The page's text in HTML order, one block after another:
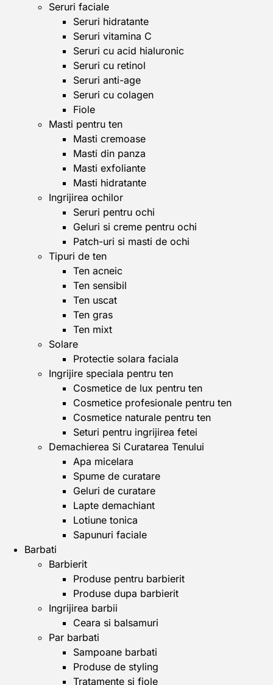
Seruri faciale
Seruri hidratante
Seruri vitamina C
Seruri cu acid hialuronic
Seruri cu retinol
Seruri anti-age
Seruri cu colagen
Fiole
Masti pentru ten
Masti cremoase
Masti din panza
Masti exfoliante
Masti hidratante
Ingrijirea ochilor
Seruri pentru ochi
Geluri si creme pentru ochi
Patch-uri si masti de ochi
Tipuri de ten
Ten acneic
Ten sensibil
Ten uscat
Ten gras
Ten mixt
Solare
Protectie solara faciala
Ingrijire speciala pentru ten
Cosmetice de lux pentru ten
Cosmetice profesionale pentru ten
Cosmetice naturale pentru ten
Seturi pentru ingrijirea fetei
Demachierea Si Curatarea Tenului
Apa micelara
Spume de curatare
Geluri de curatare
Lapte demachiant
Lotiune tonica
Sapunuri faciale
Barbati
Barbierit
Produse pentru barbierit
Produse dupa barbierit
Ingrijirea barbii
Ceara si balsamuri
Par barbati
Sampoane barbati
Produse de styling
Tratamente si fiole